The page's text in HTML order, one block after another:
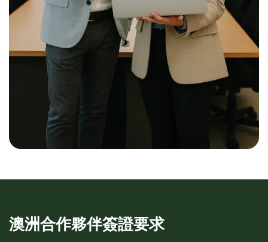
澳洲合作夥伴簽證要求